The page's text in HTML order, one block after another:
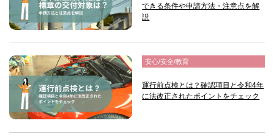
できる条件や申請方法・注意点を解
説
安心/安全/教育
運行前点検とは？確認項目と令和4年
に法改正されたポイントをチェック